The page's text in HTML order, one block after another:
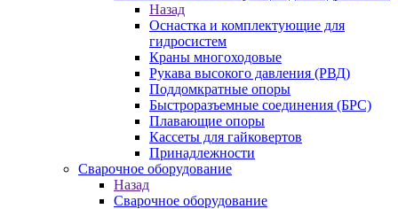
Назад
Оснастка и комплектующие для
гидросистем
Краны многоходовые
Рукава высокого давления (РВД)
Поддомкратные опоры
Быстроразъемные соединения (БРС)
Плавающие опоры
Кассеты для гайковертов
Принадлежности
Сварочное оборудование
Назад
Сварочное оборудование